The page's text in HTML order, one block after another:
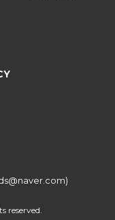
reserved.